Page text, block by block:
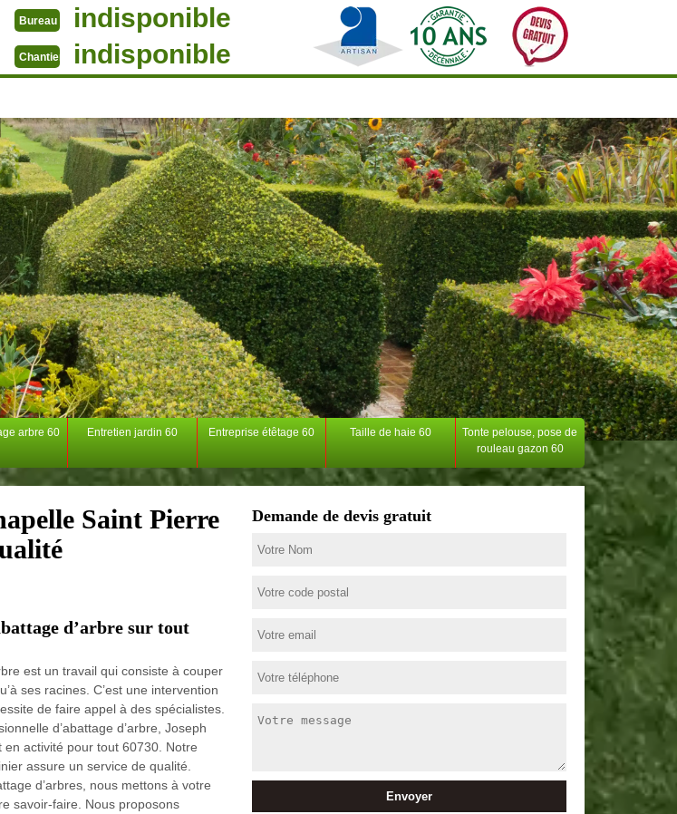
Bureau indisponible
Chantier indisponible
arbre 60 Entretien jardin 60 Entreprise étêtage 60 Taille de haie 60
Tonte pelouse, pose de
rouleau gazon 60
Saint Pierre
d’arbre sur tout
est un travail qui consiste à couper
ses racines. C’est une intervention
de faire appel à des spécialistes.
d’abattage d’arbre, Joseph
en activité pour tout 60730. Notre
assure un service de qualité.
d’arbres, nous mettons à votre
savoir-faire. Nous proposons
Demande de devis gratuit